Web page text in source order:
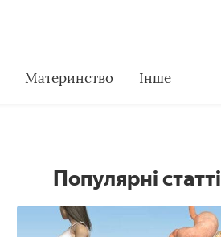
Материнство Інше
Популярні статті